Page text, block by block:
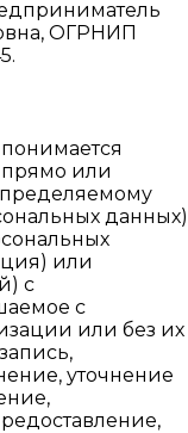
ОГРНИП
или
данных)
или
с
с
или без их
уточнение